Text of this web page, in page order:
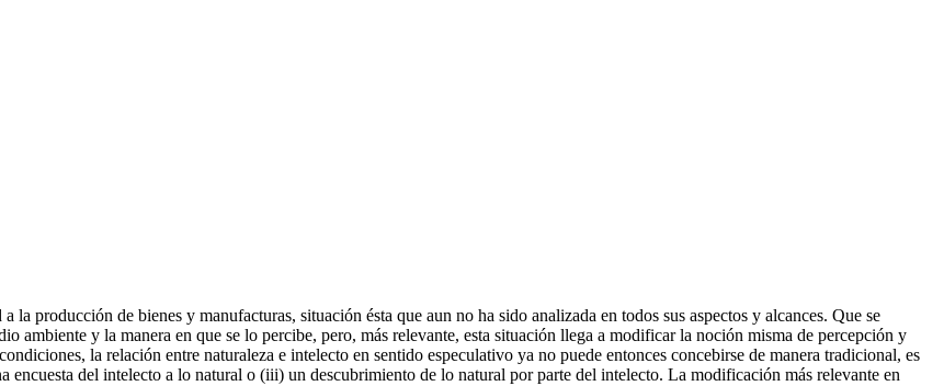
producción de bienes y manufacturas, situación ésta que aun no ha sido analizada en todos sus aspectos y alcances. Que se
ambiente y la manera en que se lo percibe, pero, más relevante, esta situación llega a modificar la noción misma de percepción y
la relación entre naturaleza e intelecto en sentido especulativo ya no puede entonces concebirse de manera tradicional, es
del intelecto a lo natural o (iii) un descubrimiento de lo natural por parte del intelecto. La modificación más relevante en